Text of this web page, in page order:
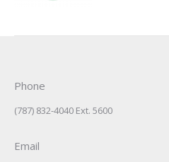
Phone
(787) 832-4040 Ext. 5600
Email